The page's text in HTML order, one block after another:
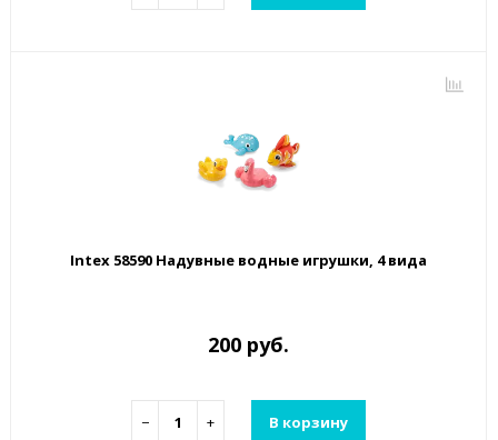
Intex 58590 Надувные водные игрушки, 4 вида
200 руб.
− + В корзину